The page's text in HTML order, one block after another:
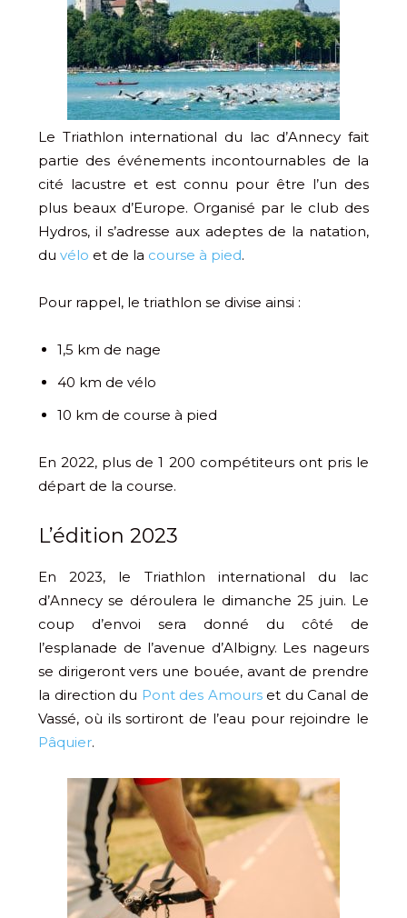
Le Triathlon international du lac d’Annecy fait
partie des événements incontournables de la
cité lacustre et est connu pour être l’un des
plus beaux d’Europe. Organisé par le club des
Hydros, il s’adresse aux adeptes de la natation,
du vélo et de la course à pied.
Pour rappel, le triathlon se divise ainsi :
1,5 km de nage
40 km de vélo
10 km de course à pied
En 2022, plus de 1 200 compétiteurs ont pris le
départ de la course.
L’édition 2023
En 2023, le Triathlon international du lac
d’Annecy se déroulera le dimanche 25 juin. Le
coup d’envoi sera donné du côté de
l’esplanade de l’avenue d’Albigny. Les nageurs
se dirigeront vers une bouée, avant de prendre
la direction du Pont des Amourset du Canal de
Vassé, où ils sortiront de l’eau pour rejoindre le
Pâquier.